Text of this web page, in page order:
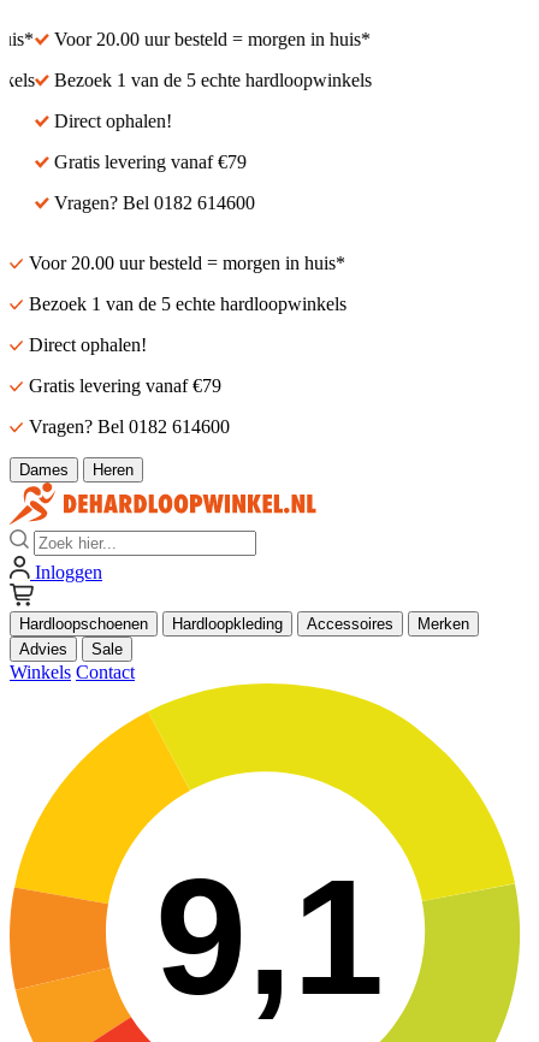
Voor 20.00 uur besteld = morgen in huis*
Bezoek 1 van de 5 echte hardloopwinkels
Direct ophalen!
Gratis levering vanaf €79
Vragen? Bel 0182 614600
Voor 20.00 uur besteld = morgen in huis*
Bezoek 1 van de 5 echte hardloopwinkels
Direct ophalen!
Gratis levering vanaf €79
Vragen? Bel 0182 614600
Dames Heren
Zoek
Inloggen
Hardloopschoenen Hardloopkleding Accessoires
Merken
Advies
Sale
Winkels Contact
9,1